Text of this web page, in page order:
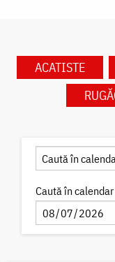
ACATISTE
Caută în